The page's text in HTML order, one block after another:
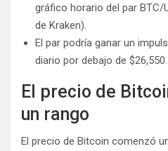
gráfico horario del par BTC/
de Kraken).
El par podría ganar un
diario por debajo de $26,550.
El precio de
un rango
El precio de Bitcoin comenzó